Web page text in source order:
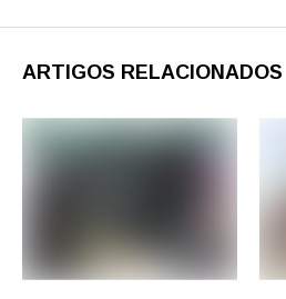
ARTIGOS RELACIONADOS